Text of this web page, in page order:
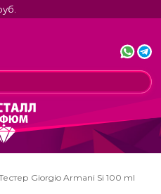
Giorgio Armani Si 100 ml